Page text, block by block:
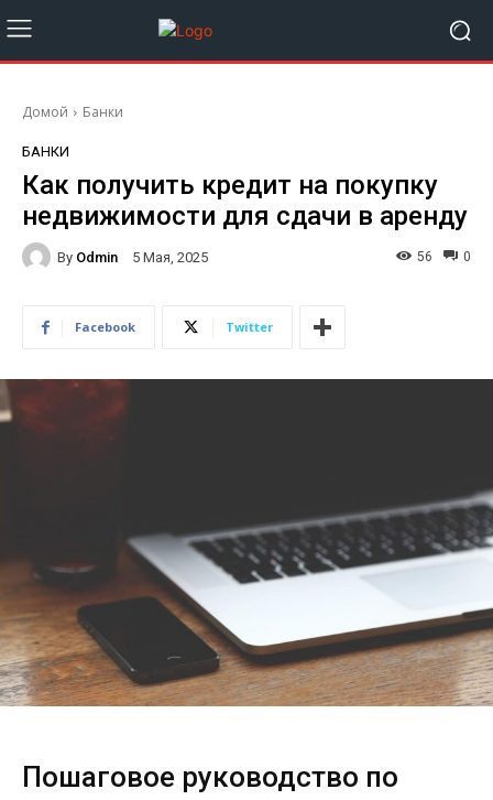
Домой Банки
БАНКИ
Как получить кредит на покупку
недвижимости для сдачи в аренду
By Odmin 5 Мая, 2025 0
56
Facebook Twitter
Пошаговое руководство по